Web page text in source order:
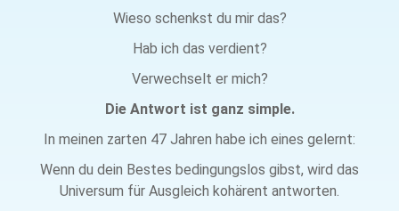
Wieso schenkst du mir das?
Hab ich das verdient?
Verwechselt er mich?
Die Antwort ist ganz simple.
In meinen zarten 47 Jahren habe ich eines gelernt:
Wenn du dein Bestes bedingungslos gibst, wird das
Universum für Ausgleich kohärent antworten.